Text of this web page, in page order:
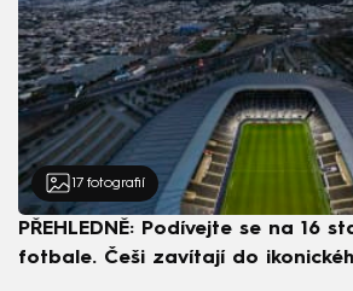
17 fotografií
PŘEHLEDNĚ: Podívejte se na 16
fotbale. Češi zavítají do